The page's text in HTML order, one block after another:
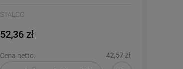
STALCO
52,36 zł
Cena netto: 42,57 zł